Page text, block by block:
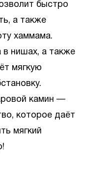
быстро
а также
хаммама.
в нишах, а также
мягкую
камин —
которое даёт
мягкий